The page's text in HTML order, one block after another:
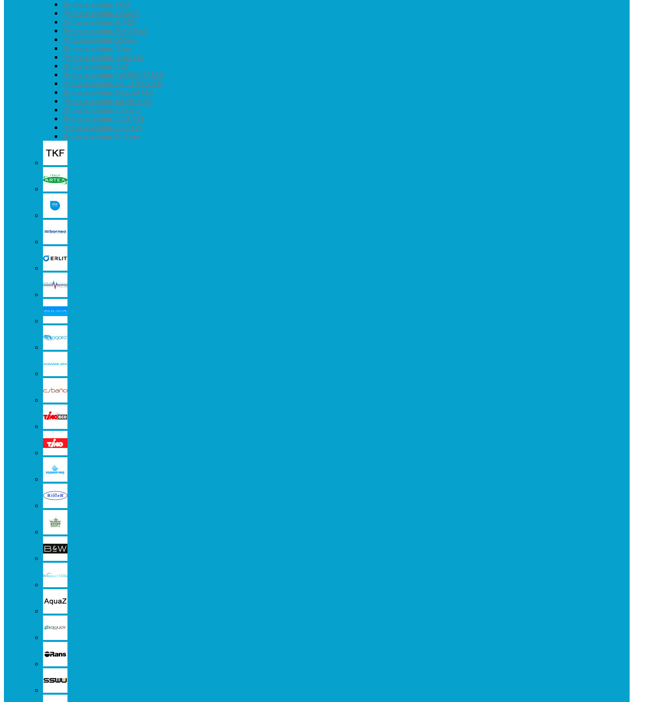
Душевые кабины ODA
Душевые кабины ORANS
Душевые кабины RIVER
Душевые кабины Royal Bath
Душевые кабины SSWW
Душевые кабины Timo
Душевые кабины Timo Eco
Душевые кабины TKF
Душевые кабины WASSERFALLE
Душевые кабины WELTWASSER
Душевые кабины Водный Мир
Душевые кабины МОНОМАХ
Душевые кабины H-серия
Душевые кабины JACUZZI
Душевые кабины TRITON
Душевые кабины К-серия